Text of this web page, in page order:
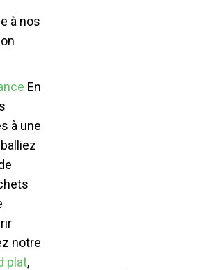
à nos
En
à une
notre
plat,